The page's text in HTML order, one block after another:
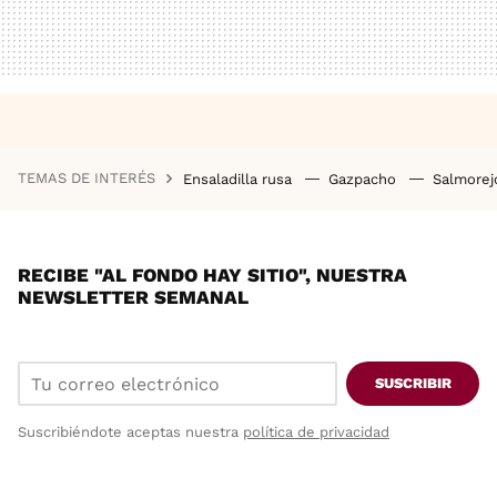
TEMAS DE INTERÉS Ensaladilla rusa Gazpacho
RECIBE "AL FONDO HAY SITIO", NUESTRA
NEWSLETTER SEMANAL
SUSCRIBIR
Suscribiéndote aceptas nuestra política de privacidad